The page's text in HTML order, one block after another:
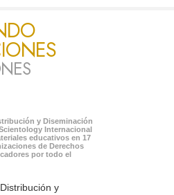
y Diseminación
Internacional
educativos en 17
de Derechos
por todo el
y